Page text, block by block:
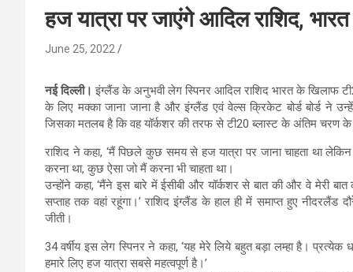
हज यात्रा पर जाएंगे आदिल राशिद,
June 25, 2022
नई दिल्ली। इंग्लैंड के अनुभवी लेग स्पिनर आदिल राशिद भारत के खिलाफ
के लिए मक्का जाना जाना है और इंग्लैंड एवं वेल्स क्रिकेट बोर्ड बोर्ड ने
जिसका मतलब है कि वह यॉर्कशर की तरफ से टी20 ब्लास्ट के अंतिम चरण
राशिद ने कहा, ‘मैं पिछले कुछ समय से हज यात्रा पर जाना चाहता था
करना था, कुछ ऐसा जो मैं करना भी चाहता था।
उन्होंने कहा, ‘मैंने इस बारे में ईसीबी और यॉर्कशर से बात की और वे मेरी
सप्ताह तक वहां रहूंगा।’ राशिद इंग्लैंड के हाल ही में समाप्त हुए
जीती।
34 वर्षीय इस लेग स्पिनर ने कहा, ‘यह मेरे लिये बहुत बड़ा लम्हा है।
हमारे लिए हज यात्रा सबसे महत्वपूर्ण है।’